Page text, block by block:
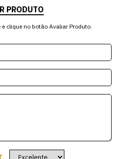
PRODUTO
clique no botão Avaliar Produto.